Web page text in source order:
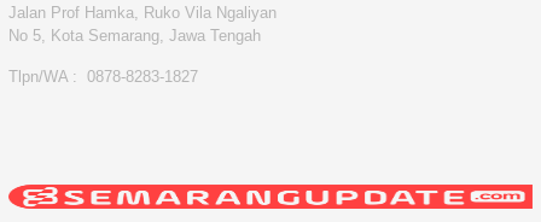
Jalan Prof Hamka, Ruko Vila Ngaliyan
No 5, Kota Semarang, Jawa Tengah
Tlpn/WA : 0878-8283-1827